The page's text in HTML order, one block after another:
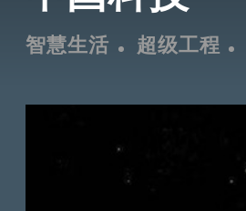
智慧生活 超级工程